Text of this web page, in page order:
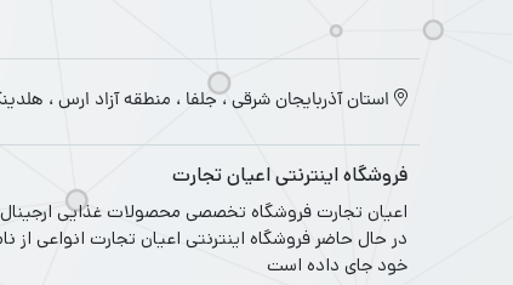
استان آذربایجان شرقی ، جلفا ، منطقه آزاد ارس ،
فروشگاه اینترنتی اعیان تجارت
در حال حاضر فروشگاه اینترنتی اعیان تجارت انواعی
خود جای داده است